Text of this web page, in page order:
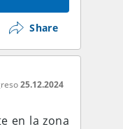
Share
25.12.2024
en la zona